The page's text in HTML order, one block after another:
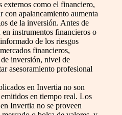
externos como el financiero,
apalancamiento aumenta
de la inversión. Antes de
instrumentos financieros o
de los riesgos
financieros,
inversión, nivel de
asesoramiento profesional
en Invertia no son
en tiempo real. Los
Invertia no se proveen